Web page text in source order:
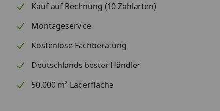
Dachrinnenset
Kunststoff- Dachrinne (zur
Wandelement
H-Anker
Terrassendielen Komplett-Bausatz
Kauf auf Rechnung (10 Zahlarten)
Montageservice
Kostenlose Fachberatung
Deutschlands bester Händler
50.000 m² Lagerfläche